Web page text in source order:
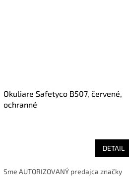
Okuliare Safetyco B507, červené,
ochranné
DETAIL
Sme AUTORIZOVANÝ predajca značky